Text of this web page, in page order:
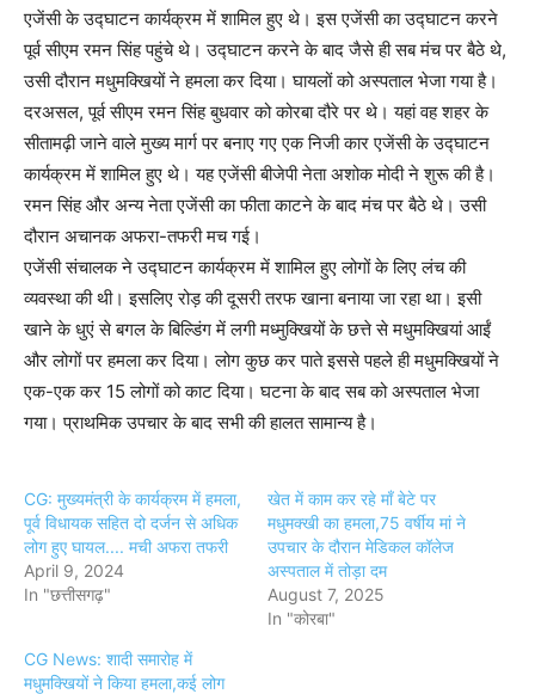
एजेंसी के उद्घाटन कार्यक्रम में शामिल हुए थे। इस एजेंसी का उद्घाटन करने
पूर्व सीएम रमन सिंह पहुंचे थे। उद्घाटन करने के बाद जैसे ही सब मंच पर बैठे थे,
उसी दौरान मधुमक्खियों ने हमला कर दिया। घायलों को अस्पताल भेजा गया है।
दरअसल, पूर्व सीएम रमन सिंह बुधवार को कोरबा दौरे पर थे। यहां वह शहर के
सीतामढ़ी जाने वाले मुख्य मार्ग पर बनाए गए एक निजी कार एजेंसी के उद्घाटन
कार्यक्रम में शामिल हुए थे। यह एजेंसी बीजेपी नेता अशोक मोदी ने शुरू की है।
रमन सिंह और अन्य नेता एजेंसी का फीता काटने के बाद मंच पर बैठे थे। उसी
दौरान अचानक अफरा-तफरी मच गई।
एजेंसी संचालक ने उद्घाटन कार्यक्रम में शामिल हुए लोगों के लिए लंच की
व्यवस्था की थी। इसलिए रोड़ की दूसरी तरफ खाना बनाया जा रहा था। इसी
खाने के धुएं से बगल के बिल्डिंग में लगी मध्मुक्खियों के छत्ते से मधुमक्खियां आईं
और लोगों पर हमला कर दिया। लोग कुछ कर पाते इससे पहले ही मधुमक्खियों ने
एक-एक कर 15 लोगों को काट दिया। घटना के बाद सब को अस्पताल भेजा
गया। प्राथमिक उपचार के बाद सभी की हालत सामान्य है।
CG: मुख्यमंत्री के कार्यक्रम में हमला,
पूर्व विधायक सहित दो दर्जन से अधिक
लोग हुए घायल.... मची अफरा तफरी
April 9, 2024
In "छत्तीसगढ़"
खेत में काम कर रहे माँ बेटे पर
मधुमक्खी का हमला,75 वर्षीय मां ने
उपचार के दौरान मेडिकल कॉलेज
अस्पताल में तोड़ा दम
August 7, 2025
In "कोरबा"
CG News: शादी समारोह में
मधुमक्खियों ने किया हमला,कई लोग